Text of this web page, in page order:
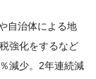
自治体による地
強化をするなど
減少。2年連続減